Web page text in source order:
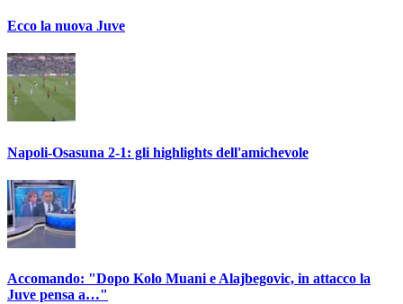
Ecco la nuova Juve
Napoli-Osasuna 2-1: gli highlights dell'amichevole
Accomando: "Dopo Kolo Muani e Alajbegovic, in attacco la
Juve pensa a…"